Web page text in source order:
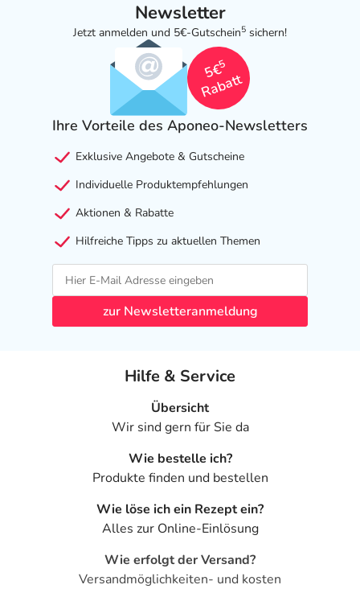
Newsletter
Jetzt anmelden und 5€-Gutschein5 sichern!
5€
5
Rabatt
Ihre Vorteile des Aponeo-Newsletters
Exklusive Angebote & Gutscheine
Individuelle Produktempfehlungen
Aktionen & Rabatte
Hilfreiche Tipps zu aktuellen Themen
zur Newsletteranmeldung
Hilfe & Service
Übersicht
Wir sind gern für Sie da
Wie bestelle ich?
Produkte finden und bestellen
Wie löse ich ein Rezept ein?
Alles zur Online-Einlösung
Wie erfolgt der Versand?
Versandmöglichkeiten- und kosten